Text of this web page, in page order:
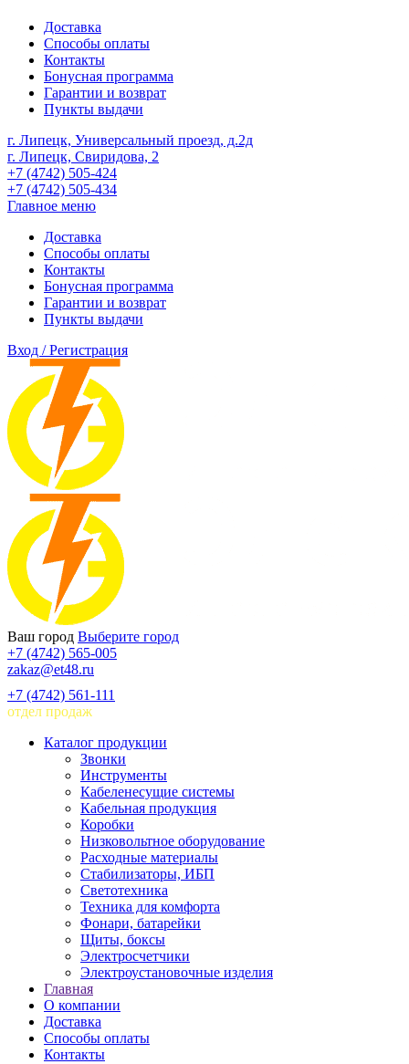
Доставка
Способы оплаты
Контакты
Бонусная программа
Гарантии и возврат
Пункты выдачи
г. Липецк, Универсальный проезд, д.2д
г. Липецк, Свиридова, 2
+7 (4742) 505-424
+7 (4742) 505-434
Главное меню
Доставка
Способы оплаты
Контакты
Бонусная программа
Гарантии и возврат
Пункты выдачи
Вход / Регистрация
Ваш город Выберите город
+7 (4742) 565-005
zakaz@et48.ru
+7 (4742) 561-111
отдел продаж
Каталог продукции
Звонки
Инструменты
Кабеленесущие системы
Кабельная продукция
Коробки
Низковольтное оборудование
Расходные материалы
Стабилизаторы, ИБП
Светотехника
Техника для комфорта
Фонари, батарейки
Щиты, боксы
Электросчетчики
Электроустановочные изделия
Главная
О компании
Доставка
Способы оплаты
Контакты